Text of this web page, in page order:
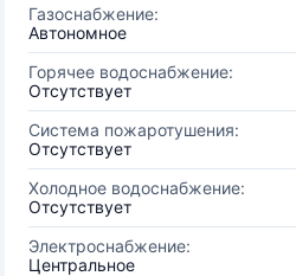
Газоснабжение:
Автономное
Горячее водоснабжение:
Отсутствует
Система пожаротушения:
Отсутствует
Холодное водоснабжение:
Отсутствует
Электроснабжение:
Центральное